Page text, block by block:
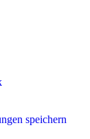
speichern